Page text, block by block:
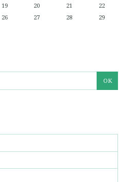
19 20 21
22
26 27 28
29